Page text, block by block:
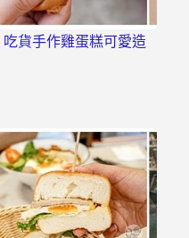
貨手作雞蛋糕可愛造